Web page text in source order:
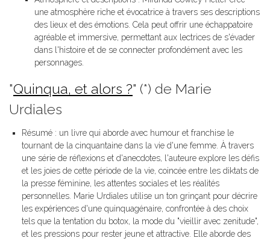
une atmosphère riche et évocatrice à travers ses descriptions
des lieux et des émotions. Cela peut offrir une échappatoire
agréable et immersive, permettant aux lectrices de s'évader
dans l'histoire et de se connecter profondément avec les
personnages.
"Quinqua, et alors ?" (*) de Marie
Urdiales
Résumé : un livre qui aborde avec humour et franchise le
tournant de la cinquantaine dans la vie d'une femme. À travers
une série de réflexions et d'anecdotes, l'auteure explore les défis
et les joies de cette période de la vie, coincée entre les diktats de
la presse féminine, les attentes sociales et les réalités
personnelles. Marie Urdiales utilise un ton grinçant pour décrire
les expériences d'une quinquagénaire, confrontée à des choix
tels que la tentation du botox, la mode du "vieillir avec zenitude",
et les pressions pour rester jeune et attractive. Elle aborde des